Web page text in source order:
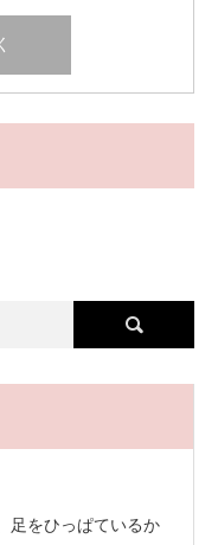
足をひっぱているか